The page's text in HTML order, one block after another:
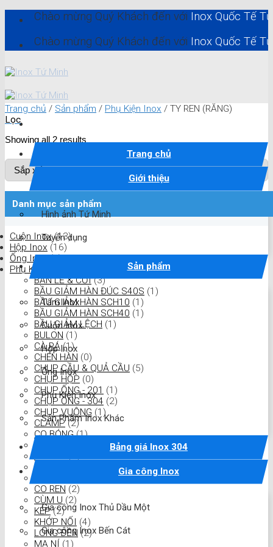
content
Chào mừng Quý Khách đến vớiInox Quốc Tế Tứ
Chào mừng Quý Khách đến vớiInox Quốc Tế Tứ
Trang chủ
Giới thiệu
Hình ảnh Tứ Minh
Tuyển dụng
Sản phẩm
Tấm Inox
Cuộn Inox
Hộp Inox
Ống Inox
Phụ Kiện Inox
Sản Phẩm Inox Khác
Bảng giá Inox 304
Gia công Inox
Gia công Inox Thủ Dầu Một
Gia công Inox Bến Cát
Trang chủ / Sản phẩm / Phụ Kiện Inox / TY REN (RĂNG)
Lọc
Showing all 2 results
Danh mục sản phẩm
Cuộn Inox (13)
Hộp Inox (16)
Ống Inox (4)
Phụ Kiện Inox
BẢN LỀ & CỐI (3)
BẦU GIẢM HÀN ĐÚC S40S (1)
BẦU GIẢM HÀN SCH10 (1)
BẦU GIẢM HÀN SCH40 (1)
BẦU GIẢM LỆCH (1)
BULON (1)
CÀ RÁ (1)
CHÉN HÀN (0)
CHỤP CẦU & QUẢ CẦU (5)
CHỤP HỘP (0)
CHỤP ỐNG - 201 (1)
CHỤP ỐNG - 304 (2)
CHỤP VUÔNG (1)
CLAMP (2)
CO BÓNG (1)
CO HÀN
CO REN (2)
CÙM U (2)
KÉP (2)
KHỚP NỐI (4)
LONG ĐỀN (2)
MA NÍ (1)